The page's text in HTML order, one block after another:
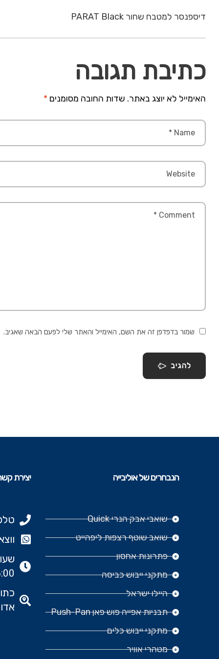
דיספנסר למטבח שחור PARAT Black
כתיבת תגובה
האימייל לא יוצג באתר. שדות החובה מסומנים *
שמור בדפדפן זה את השם, האימייל והאתר שלי לפעם הבאה שאגיב.
להגיב
הנבחרים של אוליבייה
שואבי אבק הנרי Quick
שואב שוטף רצפות ליפהייט
פתרונות אחסון
מתקני ייבוש כביסה
היילו ישראל
תבניות אפייה פוש פאן Push-Pan
מתקני ייבוש כלים
מטהרי אוויר
יצירת
טלפון:
ווצאפ: